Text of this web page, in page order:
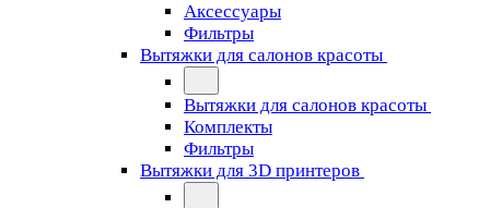
Аксессуары
Фильтры
Вытяжки для салонов красоты
Вытяжки для салонов красоты
Комплекты
Фильтры
Вытяжки для 3D принтеров